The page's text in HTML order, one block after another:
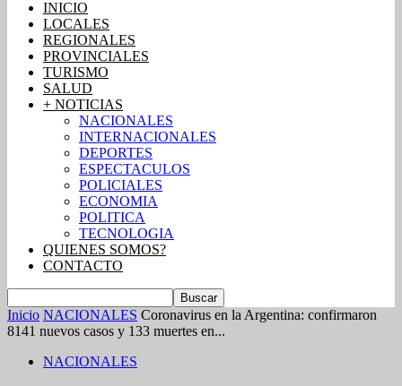
INICIO
LOCALES
REGIONALES
PROVINCIALES
TURISMO
SALUD
+ NOTICIAS
NACIONALES
INTERNACIONALES
DEPORTES
ESPECTACULOS
POLICIALES
ECONOMIA
POLITICA
TECNOLOGIA
QUIENES SOMOS?
CONTACTO
Inicio NACIONALES Coronavirus en la Argentina: confirmaron
8141 nuevos casos y 133 muertes en...
NACIONALES